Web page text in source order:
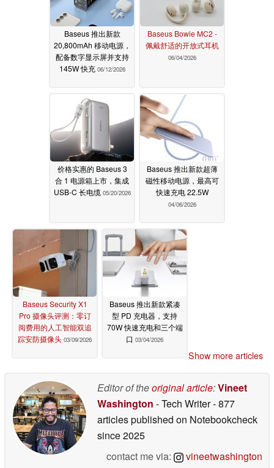
Baseus 推出新款
20,800mAh 移动电源，
配备数字显示屏并支持
145W 快充 06/12/2026
Baseus Bowie MC2 -
佩戴舒适的开放式耳机
06/04/2026
价格实惠的 Baseus 3
合 1 电源箱上市，集成
USB-C 长电缆 05/20/2026
Baseus 推出新款超薄
磁性移动电源，最高可
快速充电 22.5W
04/06/2026
Baseus Security X1
Pro 摄像头评测：零订
阅费用的人工智能双追
踪安防摄像头 03/09/2026
Baseus 推出新款紧凑
型 PD 充电器，支持
70W 快速充电和三个端
口 03/04/2026
Show more articles
Editor of theoriginal article:Vineet
Washington - Tech Writer- 877
articles published on Notebookcheck
since 2025
contact me via:
vineetwashington